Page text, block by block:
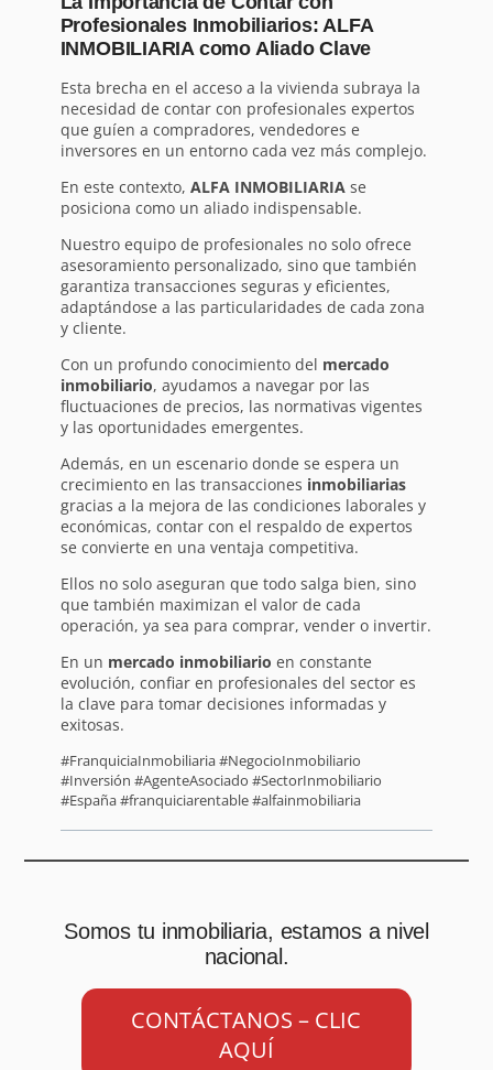
Profesionales Inmobiliarios: ALFA
INMOBILIARIA como Aliado Clave
Esta brecha en el acceso a la vivienda subraya la
necesidad de contar con profesionales expertos
que guíen a compradores, vendedores e
inversores en un entorno cada vez más complejo.
En este contexto, ALFA INMOBILIARIAse
posiciona como un aliado indispensable.
Nuestro equipo de profesionales no solo ofrece
asesoramiento personalizado, sino que también
garantiza transacciones seguras y eficientes,
adaptándose a las particularidades de cada zona
y cliente.
Con un profundo conocimiento del mercado
inmobiliario, ayudamos a navegar por las
fluctuaciones de precios, las normativas vigentes
y las oportunidades emergentes.
Además, en un escenario donde se espera un
crecimiento en las transacciones inmobiliarias
gracias a la mejora de las condiciones laborales y
económicas, contar con el respaldo de expertos
se convierte en una ventaja competitiva.
Ellos no solo aseguran que todo salga bien, sino
que también maximizan el valor de cada
operación, ya sea para comprar, vender o invertir.
En un mercado inmobiliario en constante
evolución, confiar en profesionales del sector es
la clave para tomar decisiones informadas y
exitosas.
#FranquiciaInmobiliaria #NegocioInmobiliario
#Inversión #AgenteAsociado #SectorInmobiliario
#España #franquiciarentable #alfainmobiliaria
Somos tu inmobiliaria, estamos a nivel
nacional.
CONTÁCTANOS – CLIC
AQUÍ